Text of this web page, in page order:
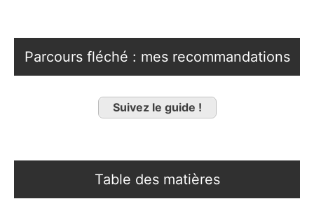
Parcours fléché : mes recommandations
Suivez le guide !
Table des matières